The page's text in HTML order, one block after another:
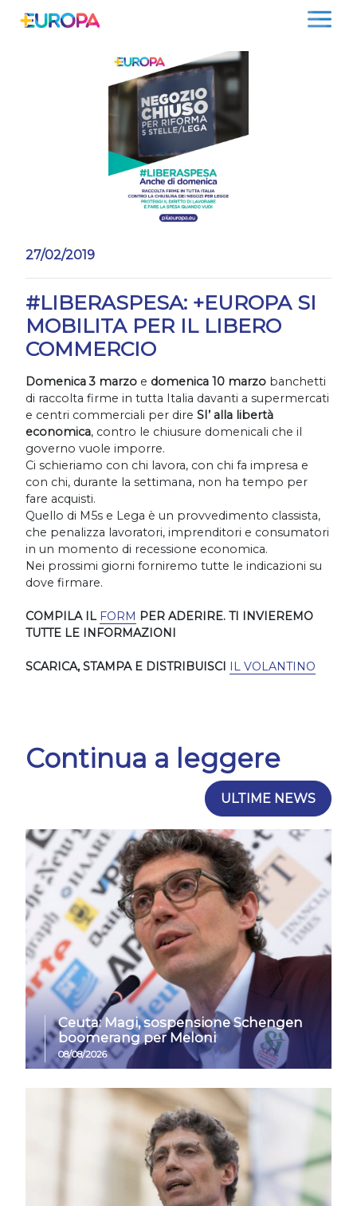
27/02/2019
#LIBERASPESA: +EUROPA SI
MOBILITA PER IL LIBERO
COMMERCIO
Domenica 3 marzo e domenica 10 marzo banchetti
di raccolta firme in tutta Italia davanti a supermercati
e centri commerciali per dire SI’ alla libertà
economica, contro le chiusure domenicali che il
governo vuole imporre.
Ci schieriamo con chi lavora, con chi fa impresa e
con chi, durante la settimana, non ha tempo per
fare acquisti.
Quello di M5s e Lega è un provvedimento classista,
che penalizza lavoratori, imprenditori e consumatori
in un momento di recessione economica.
Nei prossimi giorni forniremo tutte le indicazioni su
dove firmare.
COMPILA IL FORM PER ADERIRE. TI INVIEREMO
TUTTE LE INFORMAZIONI
SCARICA, STAMPA E DISTRIBUISCI IL VOLANTINO
Continua a leggere
ULTIME NEWS
Ceuta: Magi, sospensione Schengen
boomerang per Meloni
08/08/2026